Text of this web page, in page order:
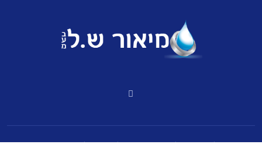
כל הזכויות על האתר שמורות למיאור ש.ל בע״מ 2020